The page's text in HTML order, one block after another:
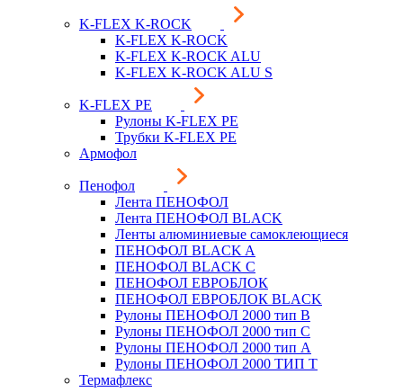
K-FLEX K-ROCK
K-FLEX K-ROCK
K-FLEX K-ROCK ALU
K-FLEX K-ROCK ALU S
K-FLEX PE
Рулоны K-FLEX PE
Трубки K-FLEX PE
Армофол
Пенофол
Лента ПЕНОФОЛ
Лента ПЕНОФОЛ BLACK
Ленты алюминиевые самоклеющиеся
ПЕНОФОЛ BLACK A
ПЕНОФОЛ BLACK С
ПЕНОФОЛ ЕВРОБЛОК
ПЕНОФОЛ ЕВРОБЛОК BLACK
Рулоны ПЕНОФОЛ 2000 тип B
Рулоны ПЕНОФОЛ 2000 тип C
Рулоны ПЕНОФОЛ 2000 тип А
Рулоны ПЕНОФОЛ 2000 ТИП Т
Термафлекс